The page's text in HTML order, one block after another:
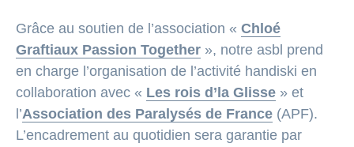
Grâce au soutien de l’association « Chloé
Graftiaux Passion Together », notre asbl prend
en charge l’organisation de l’activité handiski en
collaboration avec « Les rois d’la Glisse » et
l’Association des Paralysés de France (APF).
L’encadrement au quotidien sera garantie par